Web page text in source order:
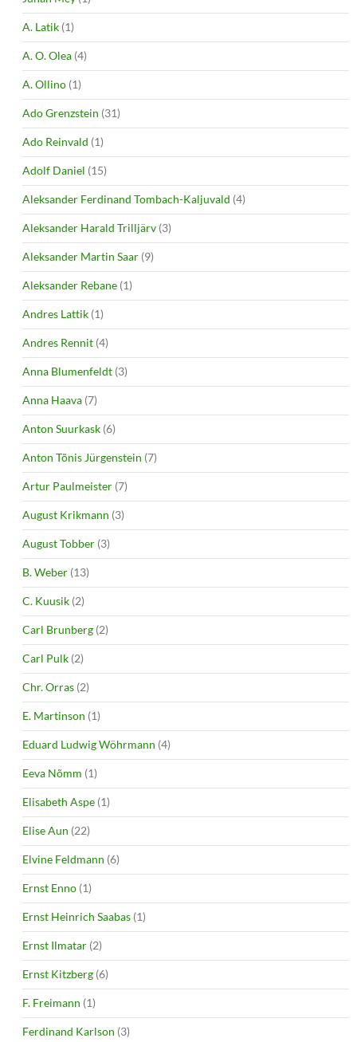
A. Latik (1)
A. O. Olea (4)
A. Ollino (1)
Ado Grenzstein (31)
Ado Reinvald (1)
Adolf Daniel (15)
Aleksander Ferdinand Tombach-Kaljuvald (4)
Aleksander Harald Trilljärv (3)
Aleksander Martin Saar (9)
Aleksander Rebane (1)
Andres Lattik (1)
Andres Rennit (4)
Anna Blumenfeldt (3)
Anna Haava (7)
Anton Suurkask (6)
Anton Tõnis Jürgenstein (7)
Artur Paulmeister (7)
August Krikmann (3)
August Tobber (3)
B. Weber (13)
C. Kuusik (2)
Carl Brunberg (2)
Carl Pulk (2)
Chr. Orras (2)
E. Martinson (1)
Eduard Ludwig Wöhrmann (4)
Eeva Nõmm (1)
Elisabeth Aspe (1)
Elise Aun (22)
Elvine Feldmann (6)
Ernst Enno (1)
Ernst Heinrich Saabas (1)
Ernst Ilmatar (2)
Ernst Kitzberg (6)
F. Freimann (1)
Ferdinand Karlson (3)